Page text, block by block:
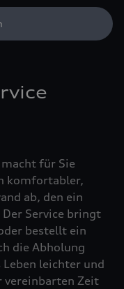
für Sie
komfortabler,
ab, den ein
Service bringt
bestellt ein
die Abholung
Leben leichter und
vereinbarten Zeit